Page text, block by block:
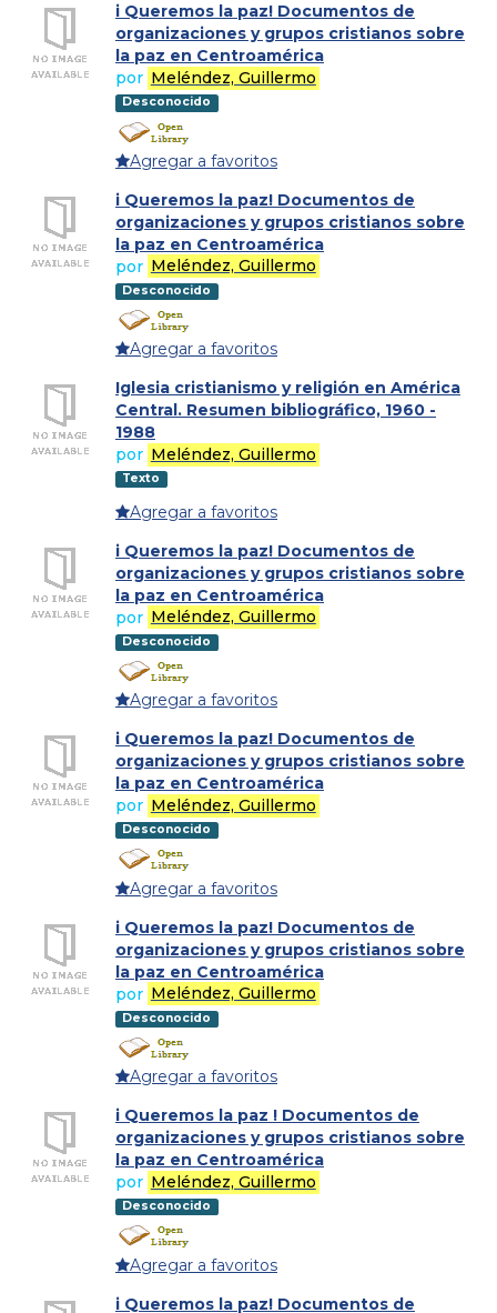
i Queremos la paz! Documentos de
organizaciones y grupos cristianos sobre
la paz en Centroamérica
por Meléndez, Guillermo
Desconocido
Agregar a favoritos
i Queremos la paz! Documentos de
organizaciones y grupos cristianos sobre
la paz en Centroamérica
por Meléndez, Guillermo
Desconocido
Agregar a favoritos
Iglesia cristianismo y religión en América
Central. Resumen bibliográfico, 1960 -
1988
por Meléndez, Guillermo
Texto
Agregar a favoritos
i Queremos la paz! Documentos de
organizaciones y grupos cristianos sobre
la paz en Centroamérica
por Meléndez, Guillermo
Desconocido
Agregar a favoritos
i Queremos la paz! Documentos de
organizaciones y grupos cristianos sobre
la paz en Centroamérica
por Meléndez, Guillermo
Desconocido
Agregar a favoritos
i Queremos la paz! Documentos de
organizaciones y grupos cristianos sobre
la paz en Centroamérica
por Meléndez, Guillermo
Desconocido
Agregar a favoritos
i Queremos la paz ! Documentos de
organizaciones y grupos cristianos sobre
la paz en Centroamérica
por Meléndez, Guillermo
Desconocido
Agregar a favoritos
i Queremos la paz! Documentos de